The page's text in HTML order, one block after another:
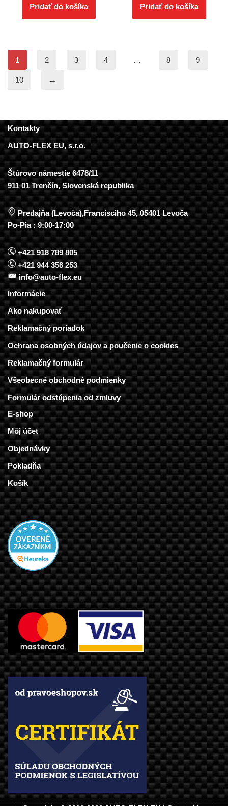
Pridať do košíka Pridať do košíka
1 2 3 4 … 8 9
10 →
Kontakty
AUTO-FLEX EU, s.r.o.
Štúrovo námestie 6478/11
911 01 Trenčín, Slovenská republika
Predajňa (Levoča),Francisciho 45, 05401 Levoča
Po-Pia : 9:00-17:00
+421 918 789 805
+421 944 358 253
info@auto-flex.eu
Informácie
Ako nakupovať
Reklamačný poriadok
Ochrana osobných údajov a poučenie o cookies
Reklamačný formulár
Všeobecné obchodné podmienky
Formulár odstúpenia od zmluvy
E-shop
Môj účet
Objednávky
Pokladňa
Košík